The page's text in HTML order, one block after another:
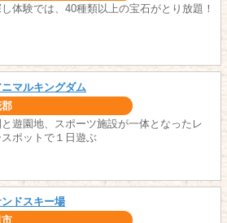
体験では、40種類以上の宝石がとり放題！
マルキングダム
遊園地、スポーツ施設が一体となったレ
ポットで１日遊ぶ
ンドスキー場